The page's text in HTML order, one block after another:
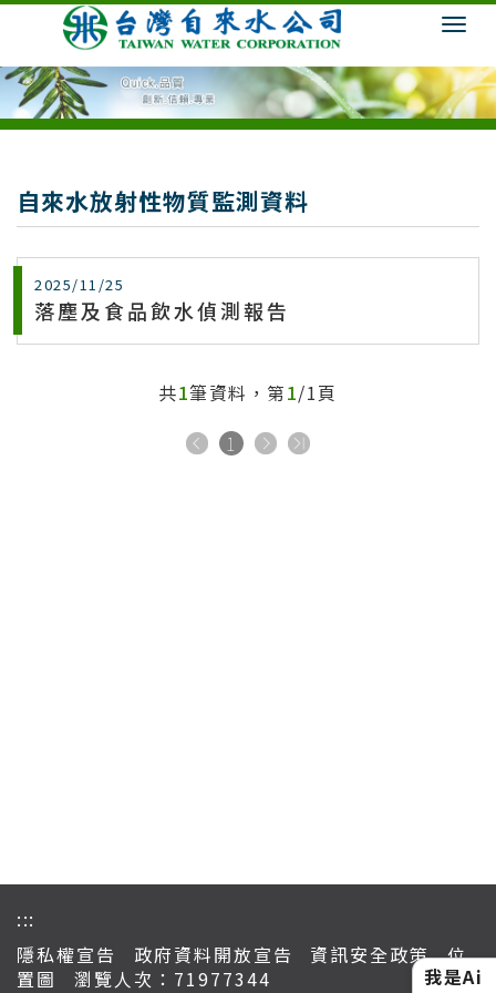
自來水放射性物質監測資料
2025/11/25
落塵及食品飲水偵測報告
共1筆資料，第1/1頁
1
:::
隱私權宣告
政府資料開放宣告 資訊安全政策
位
置圖
瀏覽人次：71977344
我是Ai